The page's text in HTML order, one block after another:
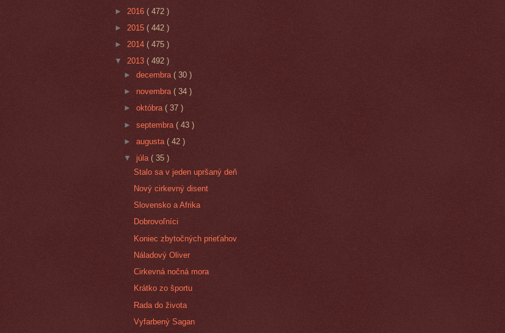
► 2016 ( 472 )
► 2015 ( 442 )
► 2014 ( 475 )
▼ 2013 ( 492 )
►decembra( 30 )
►novembra( 34 )
►októbra( 37 )
►septembra( 43 )
►augusta( 42 )
▼ júla( 35 )
Stalo sa v jeden upršaný deň
Nový cirkevný disent
Slovensko a Afrika
Dobrovoľníci
Koniec zbytočných prieťahov
Náladový Oliver
Cirkevná nočná mora
Krátko zo športu
Rada do života
Vyfarbený Sagan